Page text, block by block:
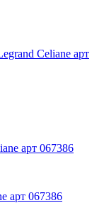
Celiane арт
арт 067386